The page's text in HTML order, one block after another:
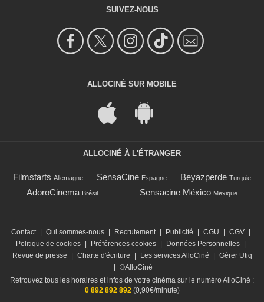
SUIVEZ-NOUS
ALLOCINÉ SUR MOBILE
ALLOCINÉ À L'ÉTRANGER
Filmstarts Allemagne SensaCine Espagne Beyazperde Turquie
AdoroCinema Brésil Sensacine México Mexique
Contact Qui sommes-nous Recrutement Publicité CGU CGV
Politique de cookies
Préférences cookies Données Personnelles
Revue de presse
Charte d'écriture Les services AlloCiné
Gérer Utiq
©AlloCiné
Retrouvez tous les horaires et infos de votre cinéma sur le numéro AlloCiné :
0 892 892 892(0,90€/minute)